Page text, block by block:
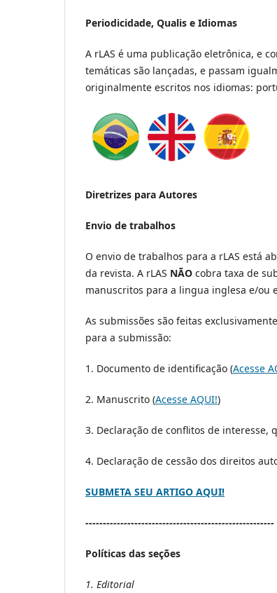
Periodicidade, Qualis e Idiomas
A rLAS é uma publicação eletrônica, e
temáticas são lançadas, e passam
originalmente escritos nos idiomas:
Diretrizes para Autores
Envio de trabalhos
O envio de trabalhos para a rLAS está
da revista. A rLAS NÃO cobra taxa de
manuscritos para a lingua inglesa e/ou
As submissões são feitas
para a submissão:
1. Documento de identificação (Acesse
2. Manuscrito (Acesse AQUI!)
3. Declaração de conflitos de interesse,
4. Declaração de cessão dos direitos
SUBMETA SEU ARTIGO AQUI!
------------------------------------------------------
Políticas das seções
1. Editorial